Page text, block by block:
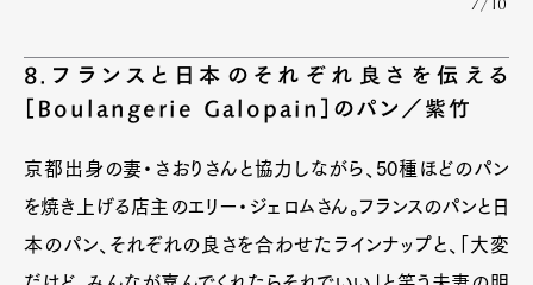
7/10
8.フランスと日本のそれぞれ良さを伝える
［Boulangerie Galopain］のパン／紫竹
京都出身の妻・さおりさんと協力しながら、50種ほどのパン
を焼き上げる店主のエリー・ジェロムさん。フランスのパンと日
本のパン、それぞれの良さを合わせたラインナップと、「大変